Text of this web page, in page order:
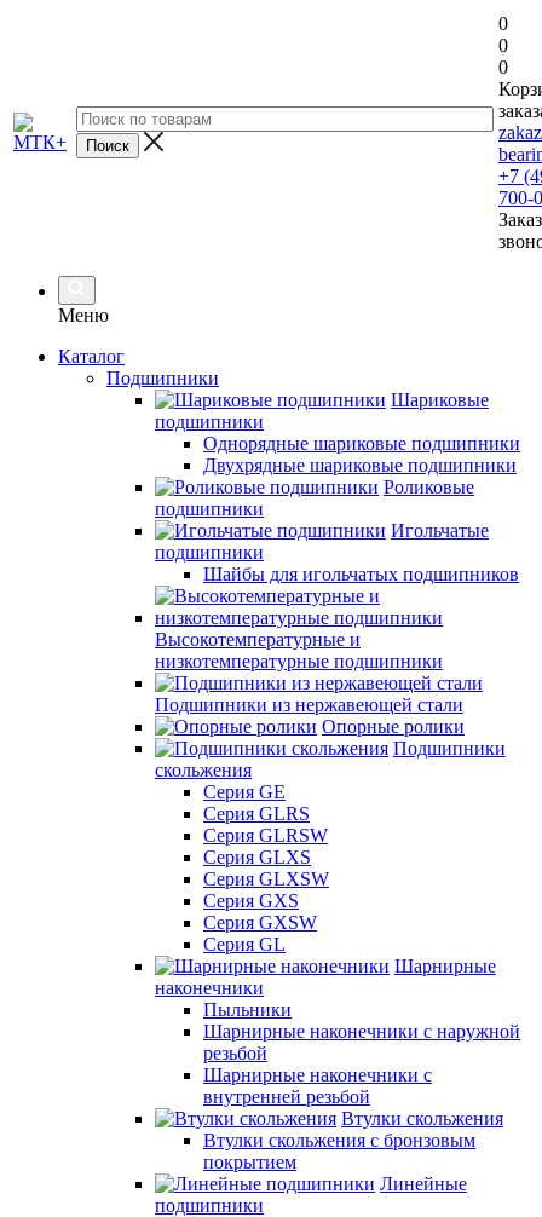
0
0
0
+7
700-
Меню
Каталог
Подшипники
Шариковые
подшипники
Однорядные шариковые подшипники
Двухрядные шариковые подшипники
Роликовые
подшипники
Игольчатые
подшипники
Шайбы для игольчатых подшипников
Высокотемпературные и
низкотемпературные подшипники
Подшипники из нержавеющей стали
Опорные ролики
Подшипники
скольжения
Серия GE
Серия GLRS
Серия GLRSW
Серия GLXS
Серия GLXSW
Серия GXS
Серия GXSW
Серия GL
Шарнирные
наконечники
Пыльники
Шарнирные наконечники с наружной
резьбой
Шарнирные наконечники с
внутренней резьбой
Втулки скольжения
Втулки скольжения с бронзовым
покрытием
Линейные
подшипники